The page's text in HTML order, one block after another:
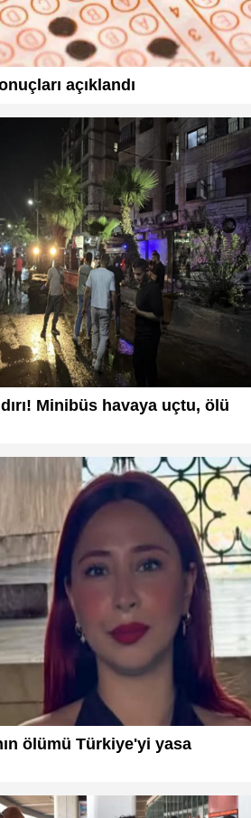
açıklandı
Minibüs havaya uçtu, ölü
ölümü Türkiye'yi yasa